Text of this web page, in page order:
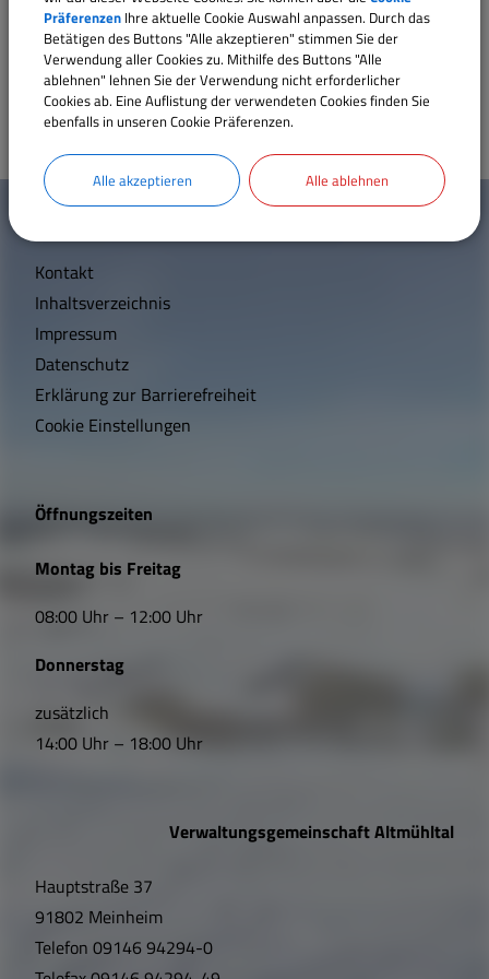
Sehenswertes
Satzungen und Verordnungen
Breitbandversorgung
Wärmeplanung
https://vhs-altmuehlfranken.de/
W
i
c
h
t
i
e
L
n
k
s
f
n
Kontakt
Inhaltsverzeichnis
Impressum
Datenschutz
Erklärung zur Barrierefreiheit
Cookie Einstellungen
Öffnungszeiten
Montag bis Freitag
08:00 Uhr – 12:00 Uhr
Donnerstag
zusätzlich
14:00 Uhr – 18:00 Uhr
Verwaltungsgemeinschaft Altmühltal
Hauptstraße 37
91802 Meinheim
Telefon 09146 94294-0
Präferenzen Ihre aktuelle Cookie Auswahl anpassen. Durch das
Betätigen des Buttons "Alle akzeptieren" stimmen Sie der
Verwendung aller Cookies zu. Mithilfe des Buttons "Alle
ablehnen" lehnen Sie der Verwendung nicht erforderlicher
Cookies ab. Eine Auflistung der verwendeten Cookies finden Sie
ebenfalls in unseren Cookie Präferenzen.
Alle akzeptieren Alle ablehnen